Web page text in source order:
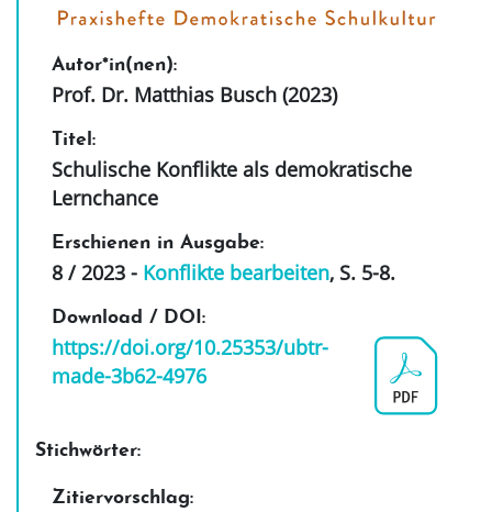
Autor*in(nen):
Prof. Dr. Matthias Busch (2023)
Titel:
Schulische Konflikte als demokratische
Lernchance
Erschienen in Ausgabe:
8 / 2023 - Konflikte bearbeiten, S. 5-8.
Download / DOI:
https://doi.org/10.25353/ubtr-
made-3b62-4976
Stichwörter:
Zitiervorschlag: